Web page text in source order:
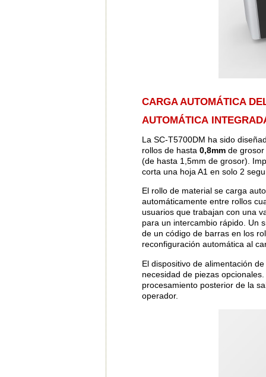
CARGA AUTOMÁTICA
AUTOMÁTICA
La SC-T5700DM ha sido
rollos de hasta 0,8mmde grosor
(de hasta 1,5mm de grosor).
corta una hoja A1 en solo 2
El rollo de material se carga
automáticamente entre rollos
usuarios que trabajan con una
para un intercambio rápido. Un
de un código de barras en los
reconfiguración automática al
El dispositivo de alimentación
necesidad de piezas
procesamiento posterior de la
operador.